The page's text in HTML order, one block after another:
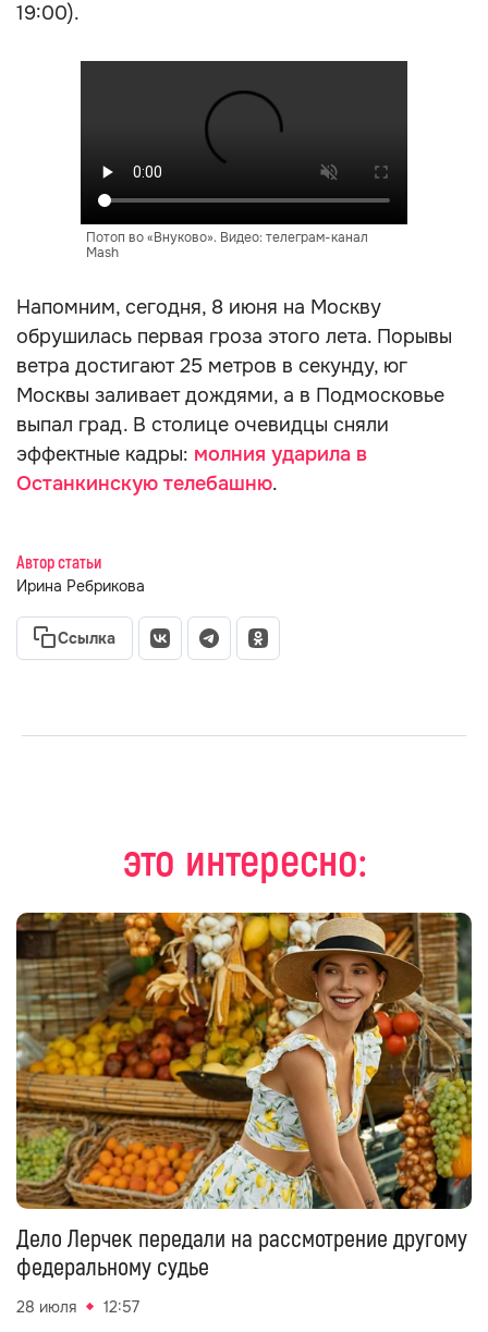
19:00).
Потоп во «Внуково». Видео: телеграм-канал
Mash
Напомним, сегодня, 8 июня на Москву
обрушилась первая гроза этого лета. Порывы
ветра достигают 25 метров в секунду, юг
Москвы заливает дождями, а в Подмосковье
выпал град. В столице очевидцы сняли
эффектные кадры: молния ударила в
Останкинскую телебашню.
Автор статьи
Ирина Ребрикова
Ссылка
это интересно:
Дело Лерчек передали на рассмотрение другому
федеральному судье
28 июля 12:57